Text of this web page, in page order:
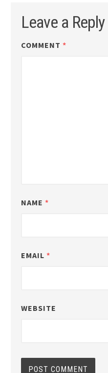
Leave a Reply
COMMENT *
NAME *
EMAIL *
WEBSITE